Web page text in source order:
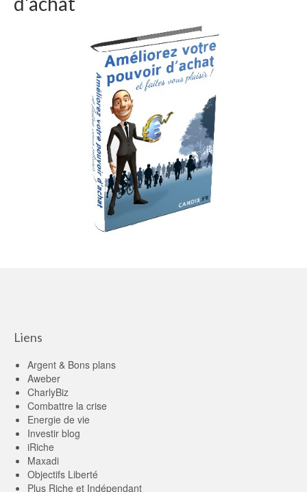
Liens
Argent & Bons plans
Aweber
CharlyBiz
Combattre la crise
Energie de vie
Investir blog
iRiche
Maxadi
Objectifs Liberté
Plus Riche et Indépendant